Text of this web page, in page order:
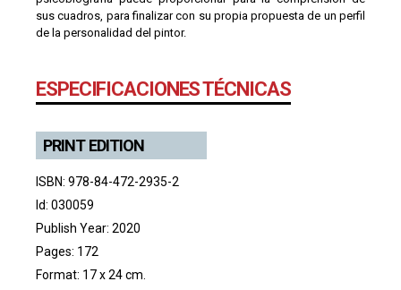
sus cuadros, para finalizar con su propia propuesta de un perfil
de la personalidad del pintor.
ESPECIFICACIONES TÉCNICAS
PRINT EDITION
ISBN: 978-84-472-2935-2
Id: 030059
Publish Year: 2020
Pages: 172
Format: 17 x 24 cm.